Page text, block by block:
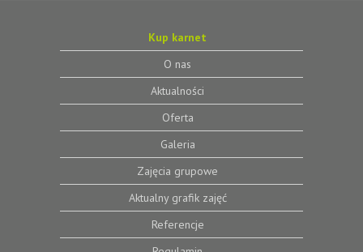
Kup karnet
O nas
Aktualności
Oferta
Galeria
Zajęcia grupowe
Aktualny grafik zajęć
Referencje